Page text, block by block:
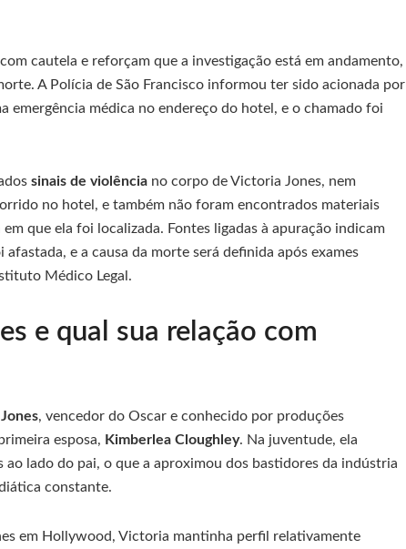
cautela e reforçam que a investigação está em andamento,
A Polícia de São Francisco informou ter sido acionada por
emergência médica no endereço do hotel, e o chamado foi
sinais de violência no corpo de Victoria Jones, nem
no hotel, e também não foram encontrados materiais
que ela foi localizada. Fontes ligadas à apuração indicam
afastada, e a causa da morte será definida após exames
Médico Legal.
e qual sua relação com
, vencedor do Oscar e conhecido por produções
esposa, Kimberlea Cloughley. Na juventude, ela
lado do pai, o que a aproximou dos bastidores da indústria
constante.
em Hollywood, Victoria mantinha perfil relativamente